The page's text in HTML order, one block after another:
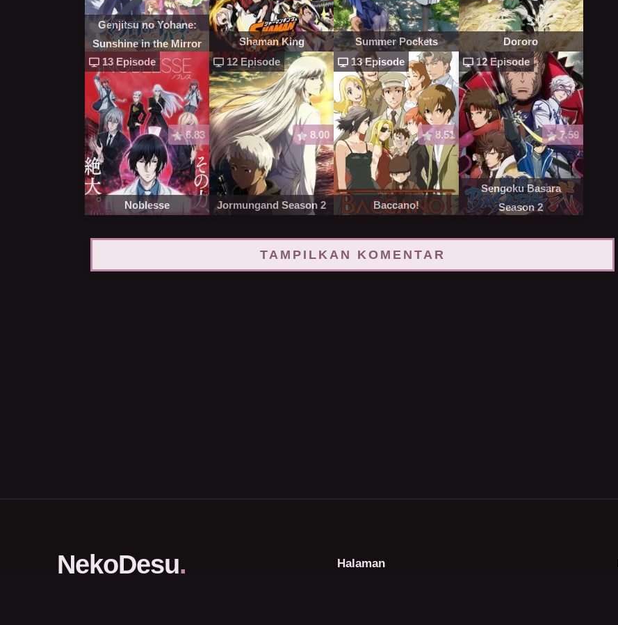
Genjitsu no Yohane:
Sunshine in the Mirror
Shaman King Summer Pockets
Dororo
13 Episode
6.83
Noblesse
12 Episode
8.00
Jormungand Season 2
13 Episode
8.51
Baccano!
12 Episode
7.59
Sengoku Basara
Season 2
TAMPILKAN KOMENTAR
NekoDesu. Halaman